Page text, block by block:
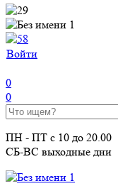
Войти
0
0
ПН - ПТ с 10 до 20.00
СБ-ВС выходные дни